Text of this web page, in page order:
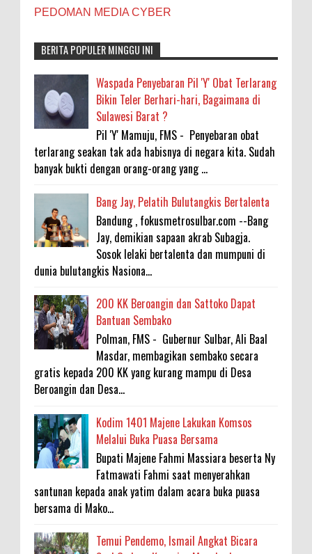
PEDOMAN MEDIA CYBER
BERITA POPULER MINGGU INI
Waspada Penyebaran Pil 'Y' Obat Terlarang
Bikin Teler Berhari-hari, Bagaimana di
Sulawesi Barat ?
Pil 'Y' Mamuju, FMS - Penyebaran obat
terlarang seakan tak ada habisnya di negara kita. Sudah
banyak bukti dengan orang-orang yang ...
Bang Jay, Pelatih Bulutangkis Bertalenta
Bandung , fokusmetrosulbar.com --Bang
Jay, demikian sapaan akrab Subagja.
Sosok lelaki bertalenta dan mumpuni di
dunia bulutangkis Nasiona...
200 KK Beroangin dan Sattoko Dapat
Bantuan Sembako
Polman, FMS - Gubernur Sulbar, Ali Baal
Masdar, membagikan sembako secara
gratis kepada 200 KK yang kurang mampu di Desa
Beroangin dan Desa...
Kodim 1401 Majene Lakukan Komsos
Melalui Buka Puasa Bersama
Bupati Majene Fahmi Massiara beserta Ny
Fatmawati Fahmi saat menyerahkan
santunan kepada anak yatim dalam acara buka puasa
bersama di Mako...
Temui Pendemo, Ismail Angkat Bicara